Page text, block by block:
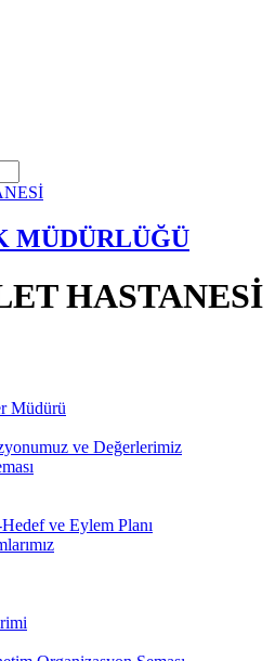
MÜDÜRLÜĞÜ
HASTANESİ
Müdürü
ve Değerlerimiz
ve Eylem Planı